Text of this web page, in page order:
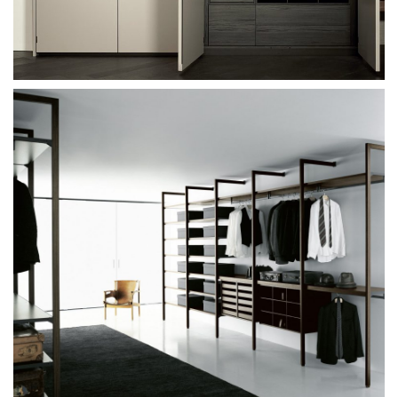
Sangiacomo Abaco
Porro Spa Wardrobe